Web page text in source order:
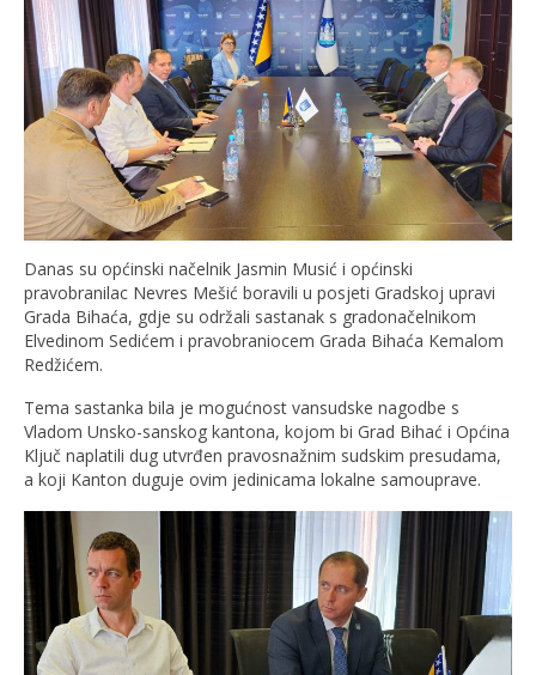
Danas su općinski načelnik Jasmin Musić i općinski
pravobranilac Nevres Mešić boravili u posjeti Gradskoj upravi
Grada Bihaća, gdje su održali sastanak s gradonačelnikom
Elvedinom Sedićem i pravobraniocem Grada Bihaća Kemalom
Redžićem.
Tema sastanka bila je mogućnost vansudske nagodbe s
Vladom Unsko-sanskog kantona, kojom bi Grad Bihać i Općina
Ključ naplatili dug utvrđen pravosnažnim sudskim presudama,
a koji Kanton duguje ovim jedinicama lokalne samouprave.